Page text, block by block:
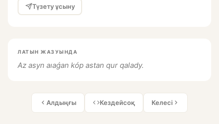
Түзету ұсыну
ЛАТЫН ЖАЗУЫНДА
Az asyn aıaǵan kóp astan qur qalady.
Алдыңғы Кездейсоқ Келесі